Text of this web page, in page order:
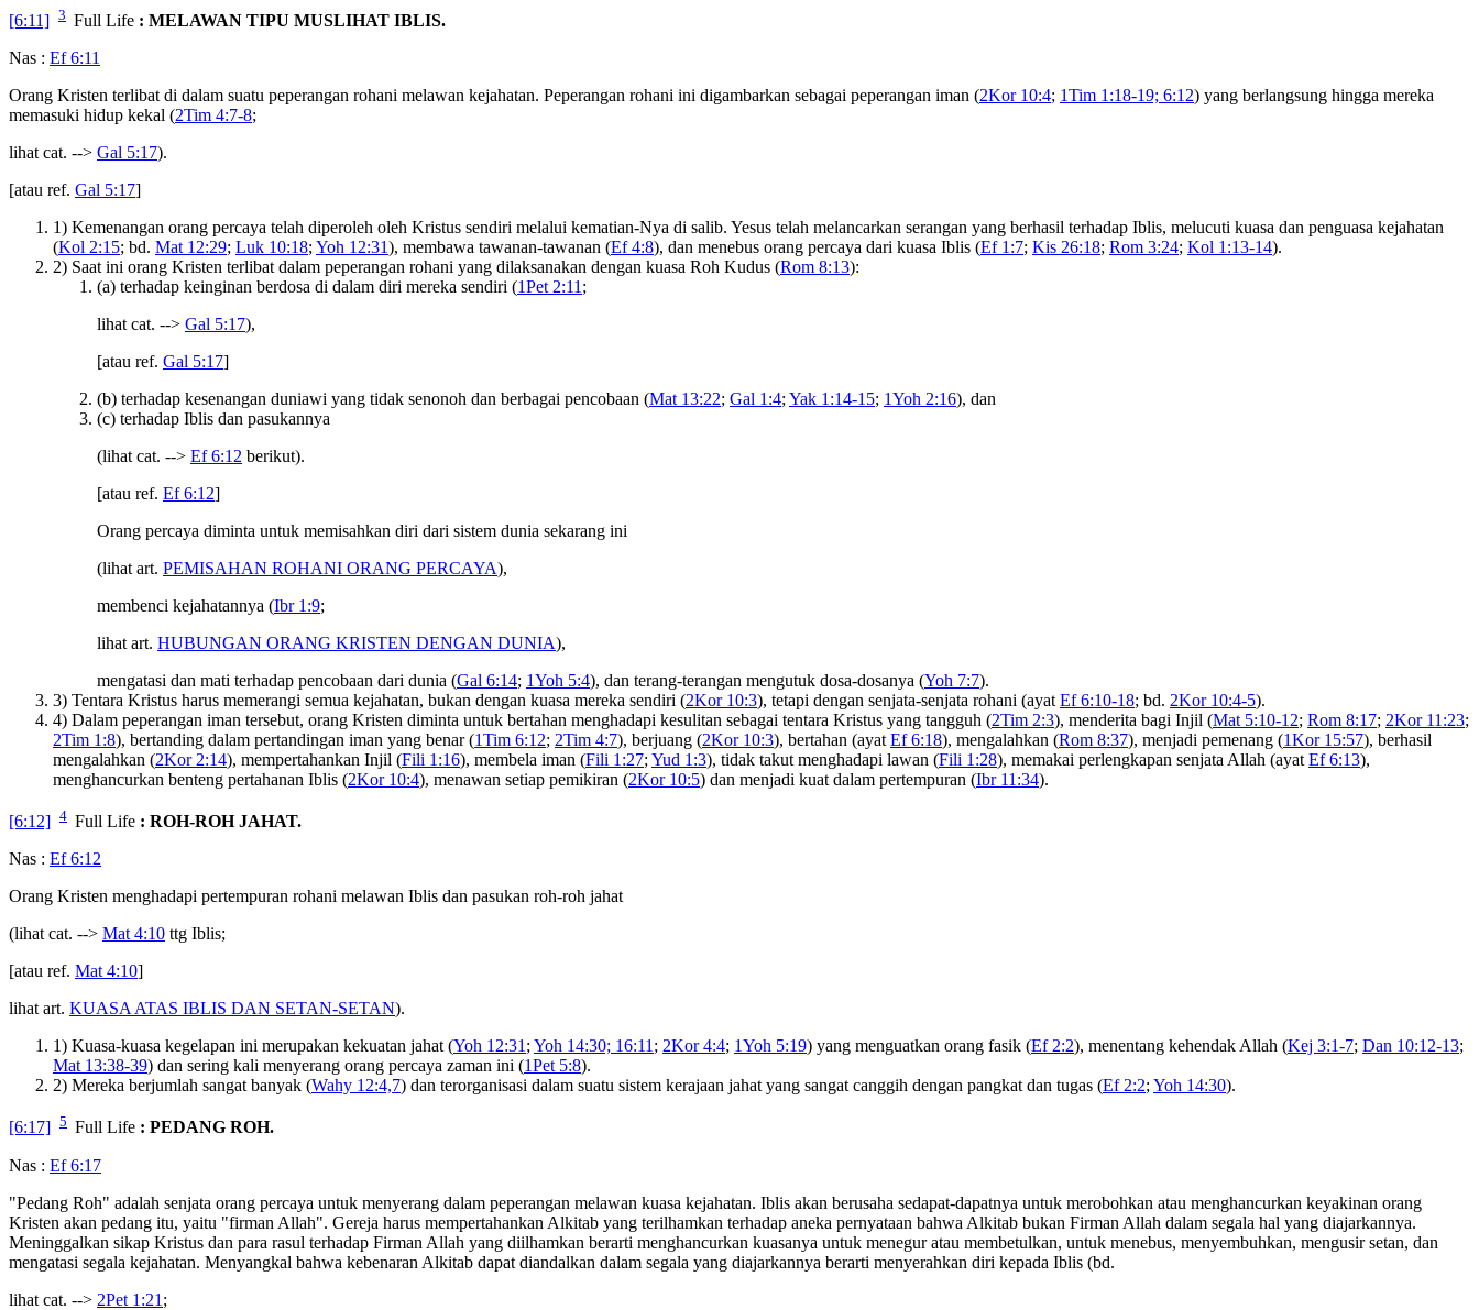
[6:11] 3 Full Life : MELAWAN TIPU MUSLIHAT IBLIS.
Nas : Ef 6:11
Orang Kristen terlibat di dalam suatu peperangan rohani melawan kejahatan. Peperangan rohani ini digambarkan sebagai peperangan iman (2Kor 10:4; 1Tim 1:18-19; 6:12) yang berlangsung hingga mereka
memasuki hidup kekal (2Tim 4:7-8;
lihat cat. --> Gal 5:17).
[atau ref. Gal 5:17]
1) Kemenangan orang percaya telah diperoleh oleh Kristus sendiri melalui kematian-Nya di salib. Yesus telah melancarkan serangan yang berhasil terhadap Iblis, melucuti kuasa dan penguasa kejahatan
(Kol 2:15; bd. Mat 12:29; Luk 10:18; Yoh 12:31), membawa tawanan-tawanan (Ef 4:8), dan menebus orang percaya dari kuasa Iblis (Ef 1:7; Kis 26:18; Rom 3:24; Kol 1:13-14).
2) Saat ini orang Kristen terlibat dalam peperangan rohani yang dilaksanakan dengan kuasa Roh Kudus (Rom 8:13):
(a) terhadap keinginan berdosa di dalam diri mereka sendiri (1Pet 2:11 ;
lihat cat. --> Gal 5:17),
[atau ref. Gal 5:17]
(b) terhadap kesenangan duniawi yang tidak senonoh dan berbagai pencobaan (Mat 13:22; Gal 1:4; Yak 1:14-15; 1Yoh 2:16), dan
(c) terhadap Iblis dan pasukannya
(lihat cat. --> Ef 6:12 berikut).
[atau ref. Ef 6:12]
Orang percaya diminta untuk memisahkan diri dari sistem dunia sekarang ini
(lihat art. PEMISAHAN ROHANI ORANG PERCAYA),
membenci kejahatannya (Ibr 1:9;
lihat art. HUBUNGAN ORANG KRISTEN DENGAN DUNIA),
mengatasi dan mati terhadap pencobaan dari dunia (Gal 6:14; 1Yoh 5:4), dan terang-terangan mengutuk dosa-dosanya (Yoh 7:7).
3) Tentara Kristus harus memerangi semua kejahatan, bukan dengan kuasa mereka sendiri (2Kor 10:3), tetapi dengan senjata-senjata rohani (ayat Ef 6:10-18; bd. 2Kor 10:4-5).
4) Dalam peperangan iman tersebut, orang Kristen diminta untuk bertahan menghadapi kesulitan sebagai tentara Kristus yang tangguh (2Tim 2:3), menderita bagi Injil (Mat 5:10-12; Rom 8:17; 2Kor 11:23;
2Tim 1:8), bertanding dalam pertandingan iman yang benar (1Tim 6:12; 2Tim 4:7), berjuang (2Kor 10:3), bertahan (ayat Ef 6:18), mengalahkan (Rom 8:37), menjadi pemenang (1Kor 15:57), berhasil
mengalahkan (2Kor 2:14), mempertahankan Injil (Fili 1:16), membela iman (Fili 1:27; Yud 1:3), tidak takut menghadapi lawan (Fili 1:28), memakai perlengkapan senjata Allah (ayat Ef 6:13),
menghancurkan benteng pertahanan Iblis (2Kor 10:4), menawan setiap pemikiran (2Kor 10:5) dan menjadi kuat dalam pertempuran (Ibr 11:34).
[6:12] 4 Full Life : ROH-ROH JAHAT.
Nas : Ef 6:12
Orang Kristen menghadapi pertempuran rohani melawan Iblis dan pasukan roh-roh jahat
(lihat cat. --> Mat 4:10 ttg Iblis;
[atau ref. Mat 4:10]
lihat art. KUASA ATAS IBLIS DAN SETAN-SETAN).
1) Kuasa-kuasa kegelapan ini merupakan kekuatan jahat (Yoh 12:31;Yoh 14:30; 16:11; 2Kor 4:4; 1Yoh 5:19) yang menguatkan orang fasik (Ef 2:2), menentang kehendak Allah (Kej 3:1-7; Dan 10:12-13;
Mat 13:38-39) dan sering kali menyerang orang percaya zaman ini (1Pet 5:8).
2) Mereka berjumlah sangat banyak (Wahy 12:4,7) dan terorganisasi dalam suatu sistem kerajaan jahat yang sangat canggih dengan pangkat dan tugas (Ef 2:2;Yoh 14:30).
[6:17] 5 Full Life : PEDANG ROH.
Nas : Ef 6:17
"Pedang Roh" adalah senjata orang percaya untuk menyerang dalam peperangan melawan kuasa kejahatan. Iblis akan berusaha sedapat-dapatnya untuk merobohkan atau menghancurkan keyakinan orang
Kristen akan pedang itu, yaitu "firman Allah". Gereja harus mempertahankan Alkitab yang terilhamkan terhadap aneka pernyataan bahwa Alkitab bukan Firman Allah dalam segala hal yang diajarkannya.
Meninggalkan sikap Kristus dan para rasul terhadap Firman Allah yang diilhamkan berarti menghancurkan kuasanya untuk menegur atau membetulkan, untuk menebus, menyembuhkan, mengusir setan, dan
mengatasi segala kejahatan. Menyangkal bahwa kebenaran Alkitab dapat diandalkan dalam segala yang diajarkannya berarti menyerahkan diri kepada Iblis (bd.
lihat cat. --> 2Pet 1:21 ;